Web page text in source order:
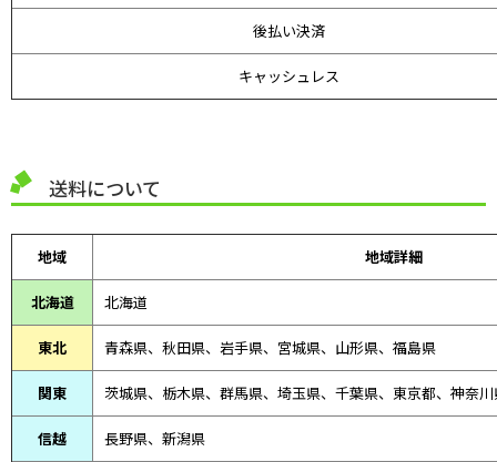
後払い決済
キャッシュレス
送料について
地域 地域詳細
北海道 北海道
東北 青森県、 秋田県、 岩手県、宮城県、山形県、福島県
関東 茨城県、栃木県、群馬県、埼玉県、千葉県、東京都、神奈
信越 長野県、新潟県